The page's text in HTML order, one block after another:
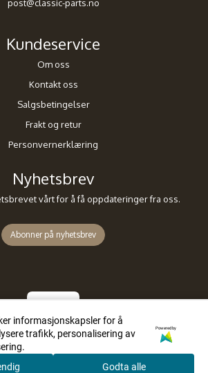
post@classic-parts.no
Kundeservice
Om oss
Kontakt oss
Salgsbetingelser
Frakt og retur
Personvernerklæring
Nyhetsbrev
vårt for å få oppdateringer fra oss.
Abonner på nyhetsbrev
informasjonskapsler for å
trafikk, personalisering av
Powered by
Godta alle